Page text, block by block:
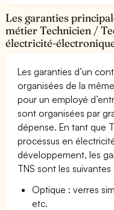
Les garanties
métier Technicien /
électricité-
Les garanties d’un
organisées de la
pour un employé
sont organisées par
dépense. En tant que
processus en
développement, les
TNS sont les suivantes
Optique : verres
etc.